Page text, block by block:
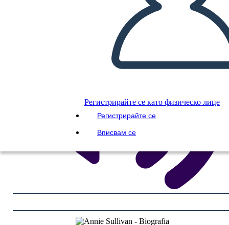
Регистрирайте се като физическо лице
Регистрирайте се
Вписвам се